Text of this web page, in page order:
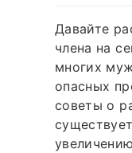
Давайте
члена на
многих
опасных
советы о